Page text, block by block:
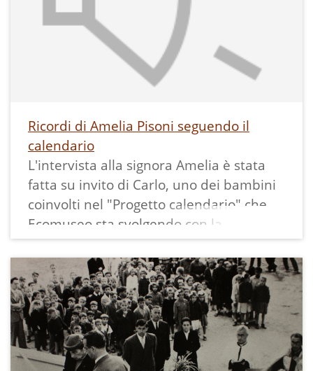
Alla visione del video assemblato ha poi
voluto aggiungere ancora qualche
Come di consueto, in fondo alla scheda
Gemma ed inseriti nel nostro glossario;
se non capite qualche altra parola
provate ad utilizzare la ricerca libera, se
avete richieste o precisazioni da fare
non esitate a contattarci.
Ricordi di Amelia Pisoni seguendo il
calendario
L'intervista alla signora Amelia è stata
fatta su invito di Carlo, uno dei bambini
coinvolti nel "Progetto calendario" che
Ecomuseo sta svolgendo con la
collaborazione delle scuole del territorio.
Come si vede dall'indice, molte sono le
ricorrenze raccontate con trasporto da
Amelia, classe 1940.
A parte riportiamo anche il suo racconto
sul lavoro stagionale che faceva alla
"fabbrica delle noci":